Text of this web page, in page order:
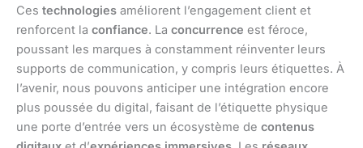
Ces technologies améliorent l’engagement client et
renforcent la confiance. La concurrence est féroce,
poussant les marques à constamment réinventer leurs
supports de communication, y compris leurs étiquettes. À
l’avenir, nous pouvons anticiper une intégration encore
plus poussée du digital, faisant de l’étiquette physique
une porte d’entrée vers un écosystème de contenus